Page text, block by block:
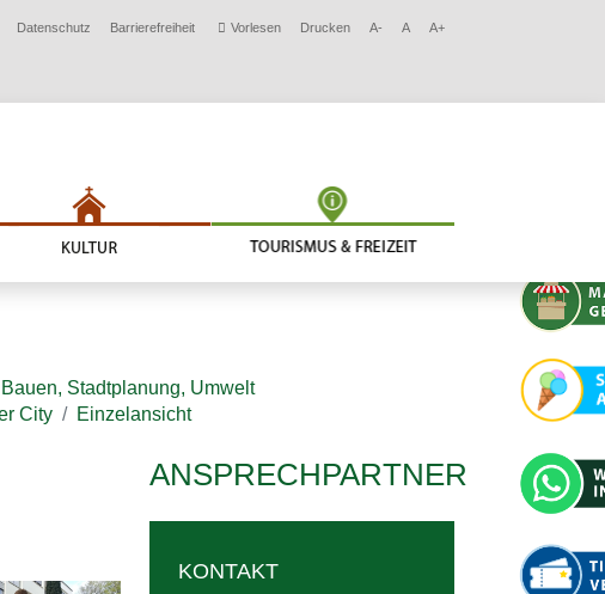
Datenschutz Barrierefreiheit Vorlesen Drucken A- A A+
Stadtplanung, Umwelt
City Einzelansicht
ANSPRECHPARTNER
KONTAKT